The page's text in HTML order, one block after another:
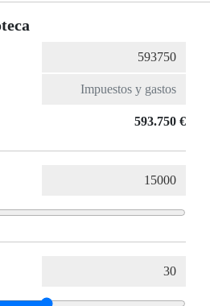
593.750 €